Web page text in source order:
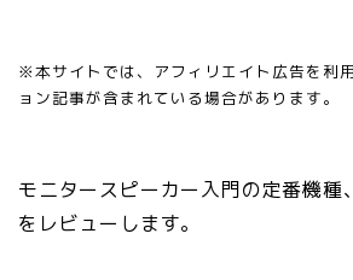
※本サイトでは、アフィリエイト広告を利
ョン記事が含まれている場合があります。
モニタースピーカー入門の定番機種
をレビューします。